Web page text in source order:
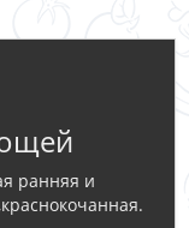
ранняя и